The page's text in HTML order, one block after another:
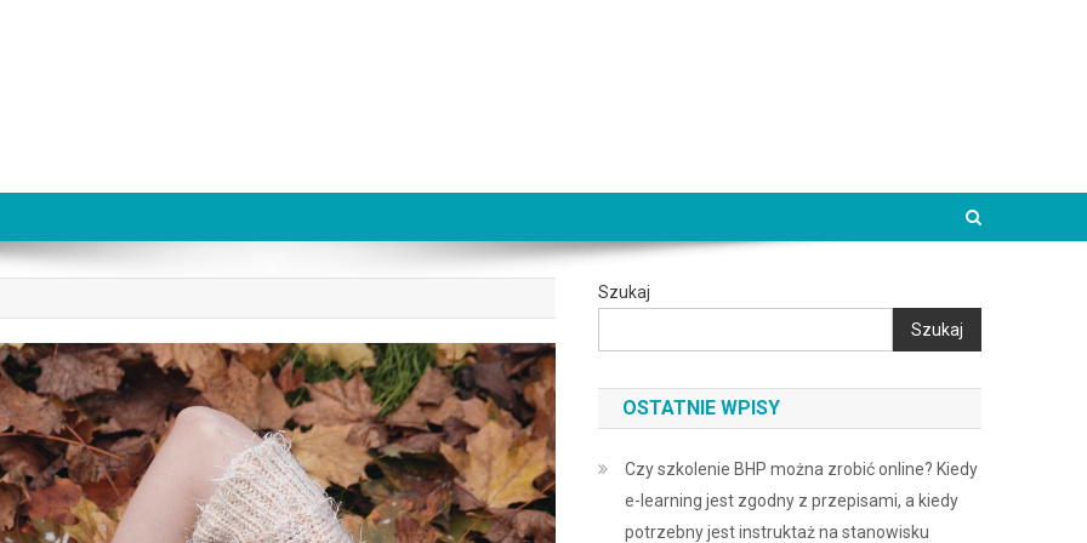
Szukaj
Szukaj
OSTATNIE WPISY
Czy szkolenie BHP można zrobić online? Kiedy
e-learning jest zgodny z przepisami, a kiedy
potrzebny jest instruktaż na stanowisku